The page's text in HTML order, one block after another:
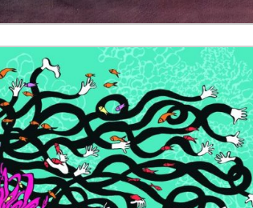
ziemi u wybrzeży Rosji. Alarm n ...
o rekonstrukcji rządu: Nie było ...
w Azji. Tajlandia oskarża Kambod ...